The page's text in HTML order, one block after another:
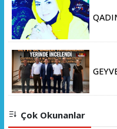
Çok Okunanlar